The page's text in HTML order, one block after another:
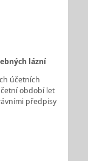
lázní
účetních
období let
předpisy